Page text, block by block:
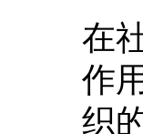
在
作
织